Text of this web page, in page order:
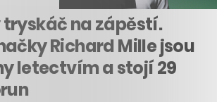
na zápěstí.
Richard Mille jsou
letectvím a stojí 29